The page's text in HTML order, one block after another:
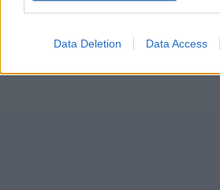
Data Deletion Data Access